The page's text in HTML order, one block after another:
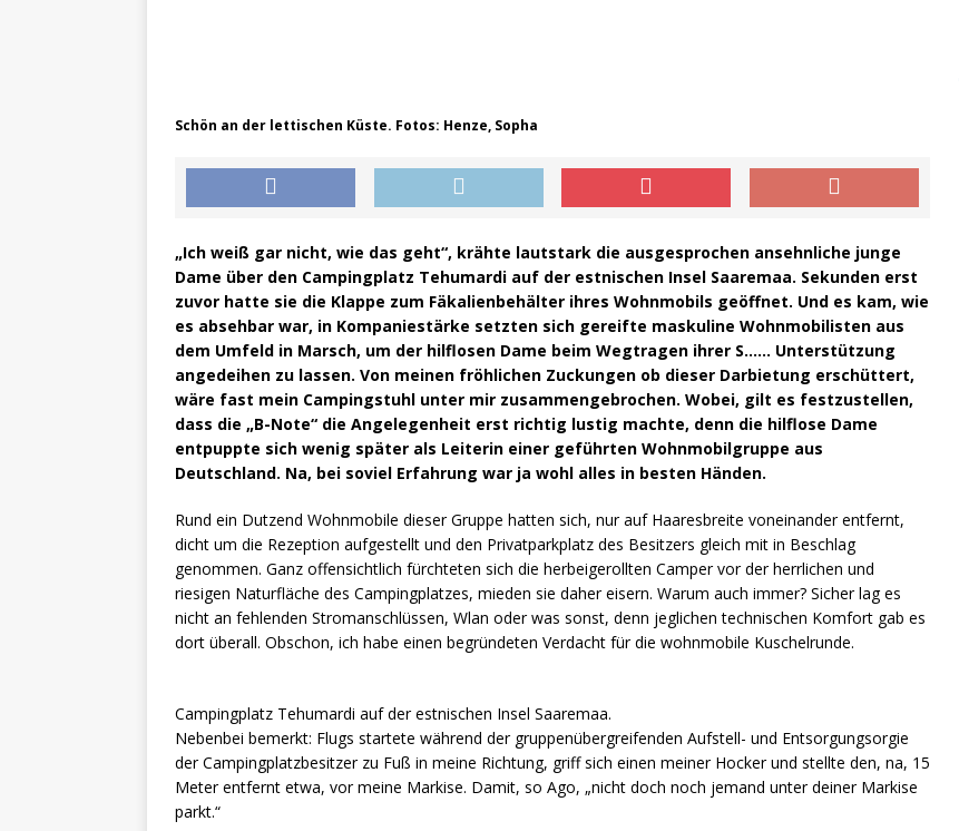
Schön an der lettischen Küste. Fotos: Henze, Sopha
„Ich weiß gar nicht, wie das geht“, krähte lautstark die ausgesprochen ansehnliche junge
Dame über den Campingplatz Tehumardi auf der estnischen Insel Saaremaa. Sekunden erst
zuvor hatte sie die Klappe zum Fäkalienbehälter ihres Wohnmobils geöffnet. Und es kam, wie
es absehbar war, in Kompaniestärke setzten sich gereifte maskuline Wohnmobilisten aus
dem Umfeld in Marsch, um der hilflosen Dame beim Wegtragen ihrer S…… Unterstützung
angedeihen zu lassen. Von meinen fröhlichen Zuckungen ob dieser Darbietung erschüttert,
wäre fast mein Campingstuhl unter mir zusammengebrochen. Wobei, gilt es festzustellen,
dass die „B-Note“ die Angelegenheit erst richtig lustig machte, denn die hilflose Dame
entpuppte sich wenig später als Leiterin einer geführten Wohnmobilgruppe aus
Deutschland. Na, bei soviel Erfahrung war ja wohl alles in besten Händen.
Rund ein Dutzend Wohnmobile dieser Gruppe hatten sich, nur auf Haaresbreite voneinander entfernt,
dicht um die Rezeption aufgestellt und den Privatparkplatz des Besitzers gleich mit in Beschlag
genommen. Ganz offensichtlich fürchteten sich die herbeigerollten Camper vor der herrlichen und
riesigen Naturfläche des Campingplatzes, mieden sie daher eisern. Warum auch immer? Sicher lag es
nicht an fehlenden Stromanschlüssen, Wlan oder was sonst, denn jeglichen technischen Komfort gab es
dort überall. Obschon, ich habe einen begründeten Verdacht für die wohnmobile Kuschelrunde.
Campingplatz Tehumardi auf der estnischen Insel Saaremaa.
Nebenbei bemerkt: Flugs startete während der gruppenübergreifenden Aufstell- und Entsorgungsorgie
der Campingplatzbesitzer zu Fuß in meine Richtung, griff sich einen meiner Hocker und stellte den, na, 15
Meter entfernt etwa, vor meine Markise. Damit, so Ago, „nicht doch noch jemand unter deiner Markise
parkt.“